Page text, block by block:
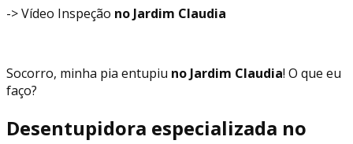
-> Vídeo Inspeção no Jardim Claudia
Socorro, minha pia entupiu no Jardim Claudia! O que eu
faço?
Desentupidora especializada no